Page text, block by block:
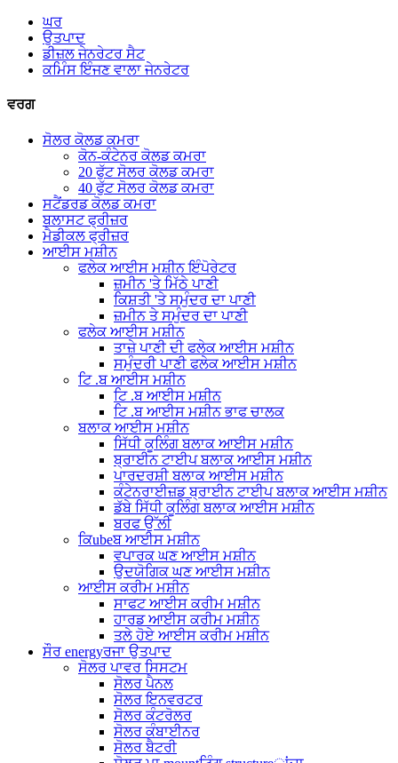
ਘਰ
ਉਤਪਾਦ
ਡੀਜ਼ਲ ਜੇਨਰੇਟਰ ਸੈਟ
ਕਮਿੰਸ ਇੰਜਣ ਵਾਲਾ ਜੇਨਰੇਟਰ
ਵਰਗ
ਸੋਲਰ ਕੋਲਡ ਕਮਰਾ
ਕੋਨ-ਕੰਟੇਨਰ ਕੋਲਡ ਕਮਰਾ
20 ਫੁੱਟ ਸੋਲਰ ਕੋਲਡ ਕਮਰਾ
40 ਫੁੱਟ ਸੋਲਰ ਕੋਲਡ ਕਮਰਾ
ਸਟੈਂਡਰਡ ਕੋਲਡ ਕਮਰਾ
ਬਲਾਸਟ ਫ੍ਰੀਜ਼ਰ
ਮੈਡੀਕਲ ਫ੍ਰੀਜ਼ਰ
ਆਈਸ ਮਸ਼ੀਨ
ਫਲੇਕ ਆਈਸ ਮਸ਼ੀਨ ਇੰਪੋਰੇਟਰ
ਜ਼ਮੀਨ 'ਤੇ ਮਿੱਠੇ ਪਾਣੀ
ਕਿਸ਼ਤੀ 'ਤੇ ਸਮੁੰਦਰ ਦਾ ਪਾਣੀ
ਜ਼ਮੀਨ ਤੇ ਸਮੁੰਦਰ ਦਾ ਪਾਣੀ
ਫਲੇਕ ਆਈਸ ਮਸ਼ੀਨ
ਤਾਜ਼ੇ ਪਾਣੀ ਦੀ ਫਲੇਕ ਆਈਸ ਮਸ਼ੀਨ
ਸਮੁੰਦਰੀ ਪਾਣੀ ਫਲੇਕ ਆਈਸ ਮਸ਼ੀਨ
ਟਿ .ਬ ਆਈਸ ਮਸ਼ੀਨ
ਟਿ .ਬ ਆਈਸ ਮਸ਼ੀਨ
ਟਿ .ਬ ਆਈਸ ਮਸ਼ੀਨ ਭਾਫ ਚਾਲਕ
ਬਲਾਕ ਆਈਸ ਮਸ਼ੀਨ
ਸਿੱਧੀ ਕੂਲਿੰਗ ਬਲਾਕ ਆਈਸ ਮਸ਼ੀਨ
ਬ੍ਰਾਈਨ ਟਾਈਪ ਬਲਾਕ ਆਈਸ ਮਸ਼ੀਨ
ਪਾਰਦਰਸ਼ੀ ਬਲਾਕ ਆਈਸ ਮਸ਼ੀਨ
ਕੰਟੇਨਰਾਈਜ਼ਡ ਬ੍ਰਾਈਨ ਟਾਈਪ ਬਲਾਕ ਆਈਸ ਮਸ਼ੀਨ
ਡੱਬੇ ਸਿੱਧੀ ਕੂਲਿੰਗ ਬਲਾਕ ਆਈਸ ਮਸ਼ੀਨ
ਬਰਫ ਉੱਲੀ
ਕਿubeਬ ਆਈਸ ਮਸ਼ੀਨ
ਵਪਾਰਕ ਘਣ ਆਈਸ ਮਸ਼ੀਨ
ਉਦਯੋਗਿਕ ਘਣ ਆਈਸ ਮਸ਼ੀਨ
ਆਈਸ ਕਰੀਮ ਮਸ਼ੀਨ
ਸਾਫਟ ਆਈਸ ਕਰੀਮ ਮਸ਼ੀਨ
ਹਾਰਡ ਆਈਸ ਕਰੀਮ ਮਸ਼ੀਨ
ਤਲੇ ਹੋਏ ਆਈਸ ਕਰੀਮ ਮਸ਼ੀਨ
ਸੌਰ energyਰਜਾ ਉਤਪਾਦ
ਸੋਲਰ ਪਾਵਰ ਸਿਸਟਮ
ਸੋਲਰ ਪੈਨਲ
ਸੋਲਰ ਇਨਵਰਟਰ
ਸੋਲਰ ਕੰਟਰੋਲਰ
ਸੋਲਰ ਕੰਬਾਈਨਰ
ਸੋਲਰ ਬੈਟਰੀ